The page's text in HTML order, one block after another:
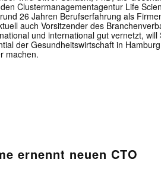
Clustermanagementagentur Life
26 Jahren Berufserfahrung als
auch Vorsitzender des
und international gut vernetzt, will
der Gesundheitswirtschaft in
machen.
ernennt neuen CTO